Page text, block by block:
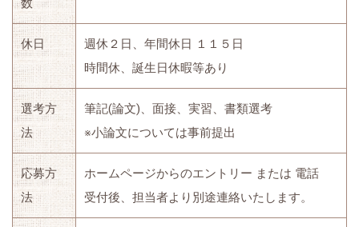
数
休日
週休２日、年間休日 １１５日
時間休、誕生日休暇等あり
選考方
法
筆記(論文)、面接、実習、書類選考
※小論文については事前提出
応募方
法
ホームページからのエントリー または 電話
受付後、担当者より別途連絡いたします。